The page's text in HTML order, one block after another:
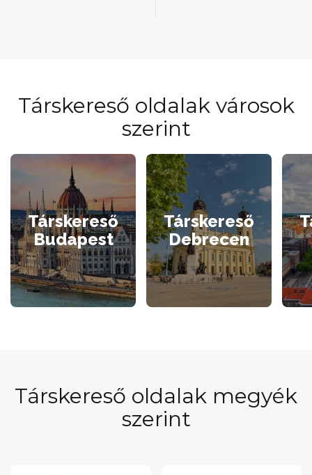
Társkereső oldalak városok
szerint
Társkereső
Budapest
Társkereső
Debrecen
Társkereső oldalak megyék
szerint